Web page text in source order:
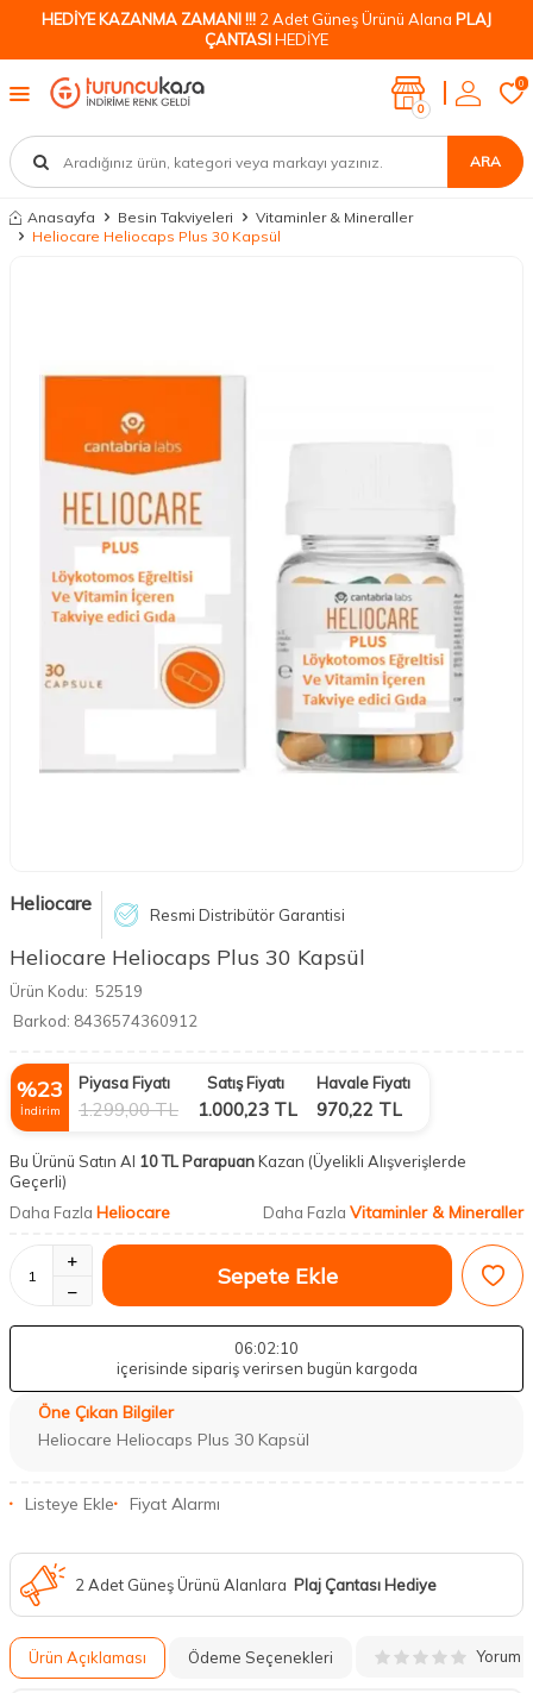
HEDİYE KAZANMA ZAMANI !!! 2 Adet Güneş Ürünü Alana PLAJ
ÇANTASIHEDİYE
ARA
0
0
Anasayfa Besin Takviyeleri
Vitaminler & Mineraller
Heliocare Heliocaps Plus 30 Kapsül
Heliocare Resmi Distribütör Garantisi
Heliocare Heliocaps Plus 30 Kapsül
Ürün Kodu: 52519
Barkod: 8436574360912
%23
İndirim
Piyasa Fiyatı
1.299,00TL
Satış Fiyatı
1.000,23 TL
Havale Fiyatı
970,22 TL
Bu Ürünü Satın Al 10 TL ParapuanKazan (Üyelikli Alışverişlerde
Geçerli)
Daha Fazla Heliocare Daha Fazla Vitaminler & Mineraller
Sepete Ekle
06:02:10
içerisinde sipariş verirsen bugün kargoda
Öne Çıkan Bilgiler
Heliocare Heliocaps Plus 30 Kapsül
Listeye Ekle Fiyat Alarmı
2 Adet Güneş Ürünü Alanlara Plaj Çantası Hediye
Ürün Açıklaması Ödeme Seçenekleri Yorum